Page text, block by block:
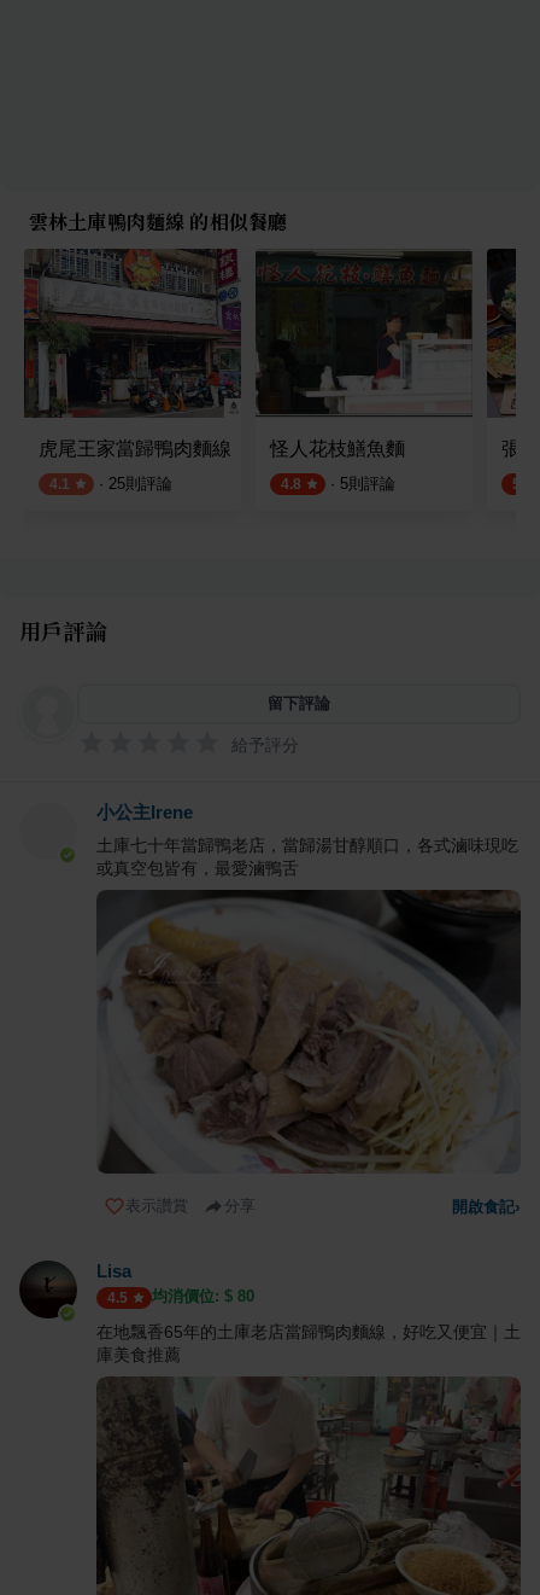
雲林土庫鴨肉麵線 的相似餐廳
虎尾王家當歸鴨肉麵線
4.1 · 25則評論
怪人花枝鱔魚麵
4.8 · 5則評論
張
5.0
用戶評論
留下評論
給予評分
小公主Irene
土庫七十年當歸鴨老店，當歸湯甘醇順口，各式滷味現吃
或真空包皆有，最愛滷鴨舌
表示讚賞 分享 開啟食記›
Lisa
4.5 均消價位: $ 80
在地飄香65年的土庫老店當歸鴨肉麵線，好吃又便宜｜土
庫美食推薦